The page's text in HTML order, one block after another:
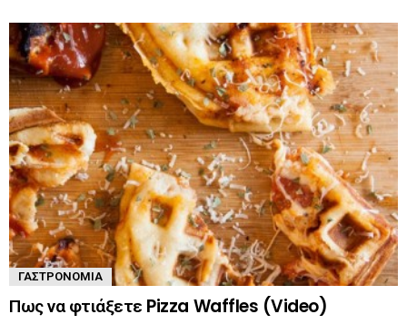
ΓΑΣΤΡΟΝΟΜΊΑ
Πως να φτιάξετε Pizza Waffles (Video)